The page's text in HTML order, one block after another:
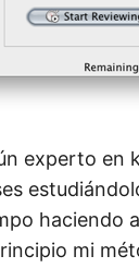
experto en
haciendo
mi